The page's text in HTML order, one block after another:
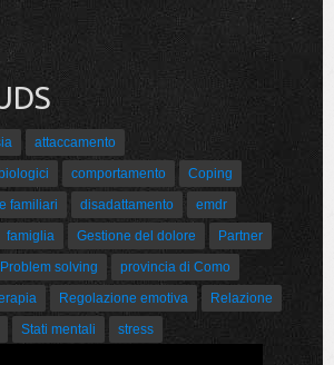
attaccamento
comportamento
Coping
familiari disadattamento
emdr
famiglia Gestione del dolore
Partner
Problem solving
provincia di Como
Regolazione emotiva
Relazione
Stati mentali
stress